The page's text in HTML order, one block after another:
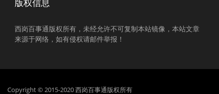
版权信息
西岗百事通版权所有，未经允许不可复制本站镜像，本站文章
来源于网络，如有侵权请邮件举报！
Copyright © 2015-2020 西岗百事通版权所有